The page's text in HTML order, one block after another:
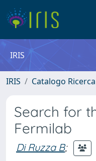
IRIS
IRIS Catalogo Ricerca
Search for
Fermilab
Di Ruzza B;